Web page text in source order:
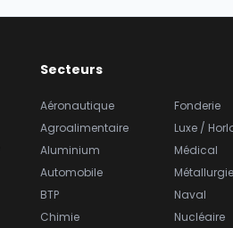
Secteurs
Aéronautique
Agroalimentaire
Aluminium
Automobile
BTP
Chimie
Fonderie
Luxe /
Médical
Métallurgie
Naval
Nucléaire